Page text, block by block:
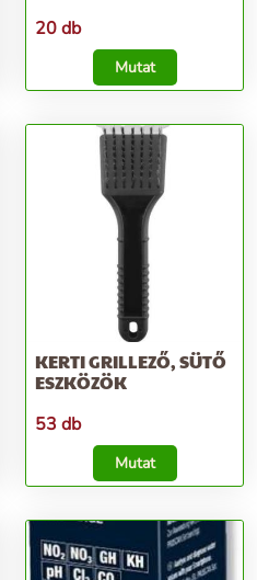
20 db
Mutat
KERTI GRILLEZŐ, SÜTŐ
ESZKÖZÖK
53 db
Mutat